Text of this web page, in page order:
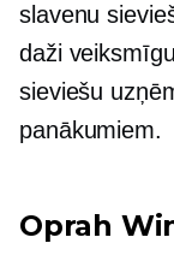
slavenu
daži
sieviešu
panākumiem.
Oprah